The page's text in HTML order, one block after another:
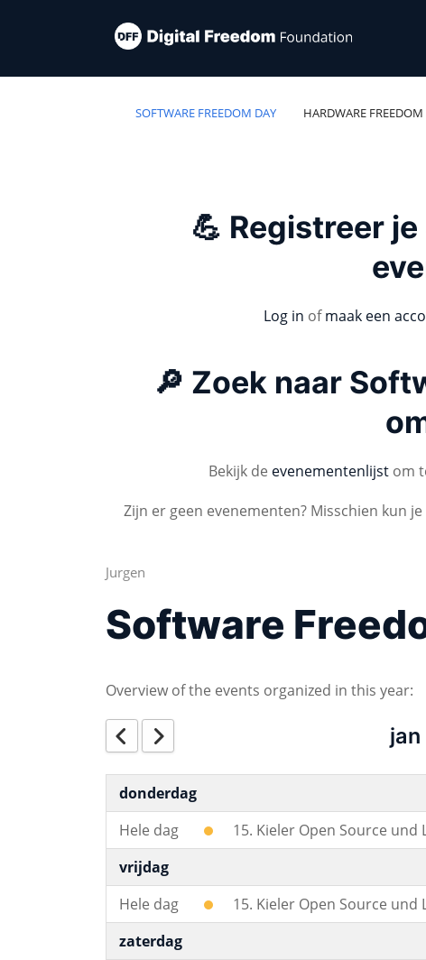
SOFTWARE FREEDOM DAY HARDWARE FREEDOM
💪 Registreer
Log in ofmaak een
🔎 Zoek naar
Bekijk de evenementenlijst om
Zijn er geen evenementen? Misschien kun
Jurgen
Software
Overview of the events organized in this year:
jan
donderdag
Hele dag
15. Kieler Open Source und
vrijdag
Hele dag
15. Kieler Open Source und
zaterdag